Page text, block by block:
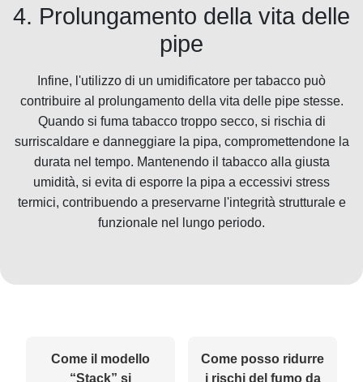
4. Prolungamento della vita delle
pipe
Infine, l'utilizzo di un umidificatore per tabacco può
contribuire al prolungamento della vita delle pipe stesse.
Quando si fuma tabacco troppo secco, si rischia di
surriscaldare e danneggiare la pipa, compromettendone la
durata nel tempo. Mantenendo il tabacco alla giusta
umidità, si evita di esporre la pipa a eccessivi stress
termici, contribuendo a preservarne l'integrità strutturale e
funzionale nel lungo periodo.
Come il modello
“Stack” si
Come posso ridurre
i rischi del fumo da